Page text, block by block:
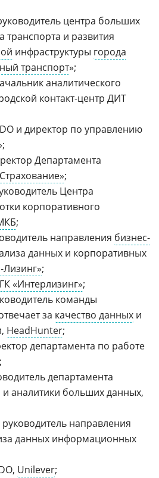
центра больших
транспорта и развития
инфраструктуры города
транспорт»;
аналитического
контакт-центр ДИТ
и директор по управлению
Департамента
;
Центра
корпоративного
;
направления бизнес-
данных и корпоративных
Лизинг»;
ГК «Интерлизинг»;
команды
за качество данных и
HeadHunter;
департамента по работе
департамента
аналитики больших данных,
руководитель направления
данных информационных
Unilever;